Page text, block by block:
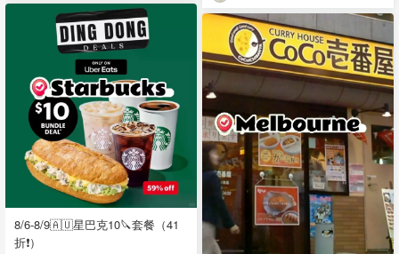
8/6-8/9🇦🇺星巴克10🔪套餐（41
折❗）